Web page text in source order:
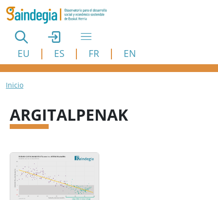
Pasar al contenido principal
EU ES FR EN
Ruta de navegación
Inicio
ARGITALPENAK